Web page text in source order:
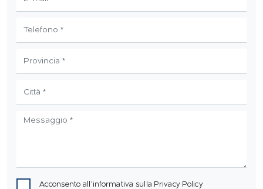
Acconsento all'informativa sulla Privacy Policy